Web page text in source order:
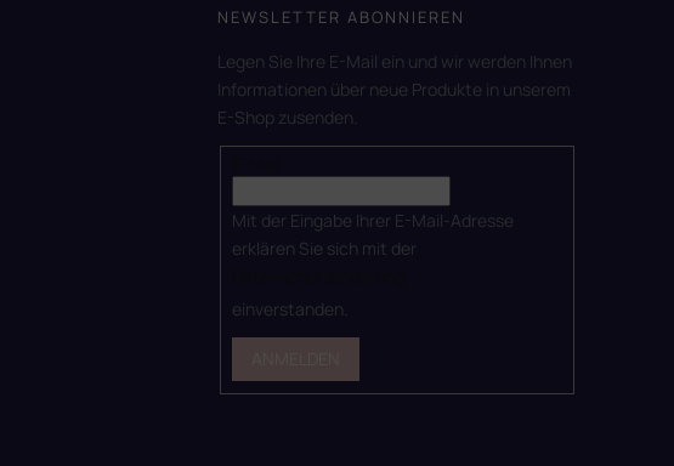
NEWSLETTER ABONNIEREN
Legen Sie Ihre E-Mail ein und wir werden Ihnen
Informationen über neue Produkte in unserem
E-Shop zusenden.
Mit der Eingabe Ihrer E-Mail-Adresse
erklären Sie sich mit der
einverstanden.